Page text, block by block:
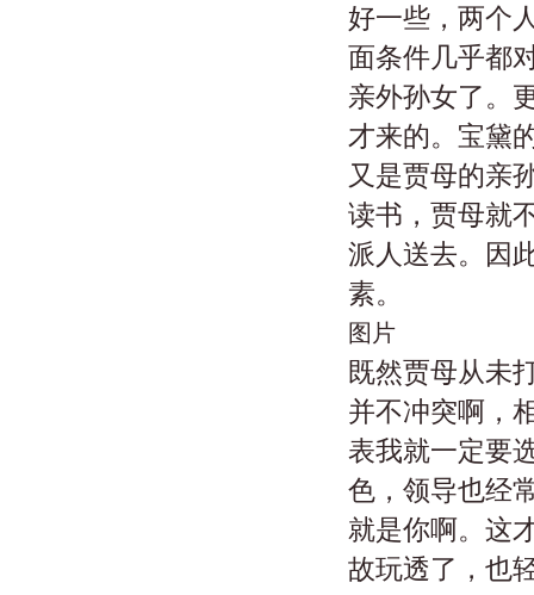
好一些，两个
面条件几乎都
亲外孙女了。
才来的。宝黛
又是贾母的亲
读书，贾母就
派人送去。因
素。
图片
既然贾母从未
并不冲突啊，
表我就一定要
色，领导也经
就是你啊。这
故玩透了，也